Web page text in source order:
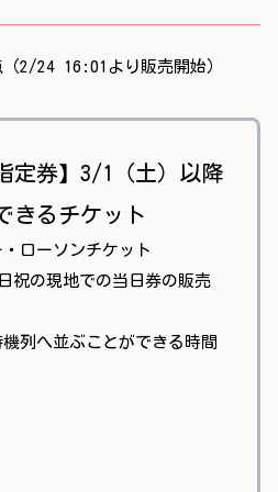
2/24 16:01より販売開始）
定券】3/1（土）以降
きるチケット
ローソンチケット
祝の現地での当日券の販売
列へ並ぶことができる時間